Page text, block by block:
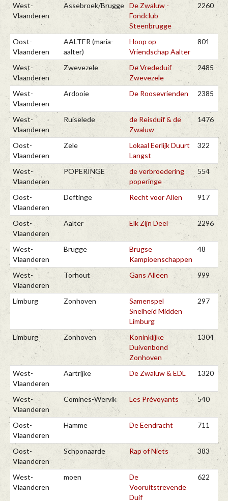
West-
Vlaanderen
Assebroek/Brugge De Zwaluw -
Fondclub
Steenbrugge
2260
Oost-
Vlaanderen
AALTER (maria-
aalter)
Hoop op
Vriendschap Aalter
801
West-
Vlaanderen
Zwevezele
De Vrededuif
Zwevezele
2485
West-
Vlaanderen
Ardooie De Roosevrienden 2385
West-
Vlaanderen
Ruiselede
de Reisduif & de
Zwaluw
1476
Oost-
Vlaanderen
Zele
Lokaal Eerlijk Duurt
Langst
322
West-
Vlaanderen
POPERINGE
de verbroedering
poperinge
554
Oost-
Vlaanderen
Deftinge Recht voor Allen 917
Oost-
Vlaanderen
Aalter Elk Zijn Deel 2296
West-
Vlaanderen
Brugge
Brugse
Kampioenschappen
48
West-
Vlaanderen
Torhout Gans Alleen 999
Limburg Zonhoven
Samenspel
Snelheid Midden
Limburg
297
Limburg Zonhoven
Koninklijke
Duivenbond
Zonhoven
1304
West-
Vlaanderen
Aartrijke De Zwaluw & EDL 1320
West-
Vlaanderen
Comines-Wervik Les Prévoyants 540
Oost-
Vlaanderen
Hamme De Eendracht 711
Oost-
Vlaanderen
Schoonaarde Rap of Niets 383
West-
Vlaanderen
moen
De
Vooruitstrevende
Duif
622